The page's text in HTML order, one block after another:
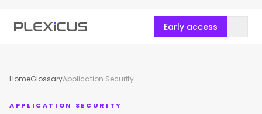
Early access
HomeGlossaryApplication Security
APPLICATION SECURITY